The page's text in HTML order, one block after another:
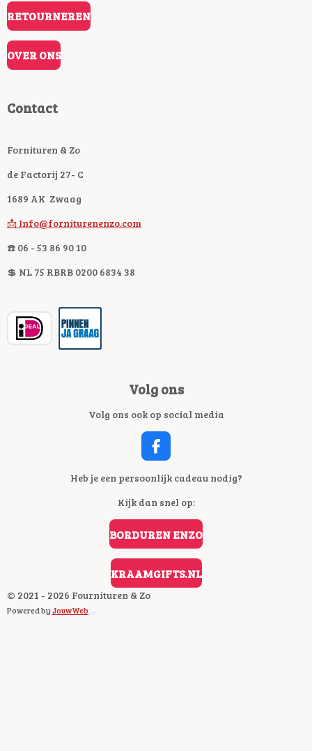
RETOURNEREN
OVER ONS
Contact
Fornituren & Zo
de Factorij 27- C
1689 AK Zwaag
📩 Info@forniturenenzo.com
☎️ 06 - 53 86 90 10
💲 NL 75 RBRB 0200 6834 38
Volg ons
Volg ons ook op social media
F
A
C
B
O
O
Heb je een persoonlijk cadeau nodig?
Kijk dan snel op:
BORDUREN ENZO
KRAAMGIFTS.NL
© 2021 - 2026 Fournituren & Zo
Powered byJouwWeb